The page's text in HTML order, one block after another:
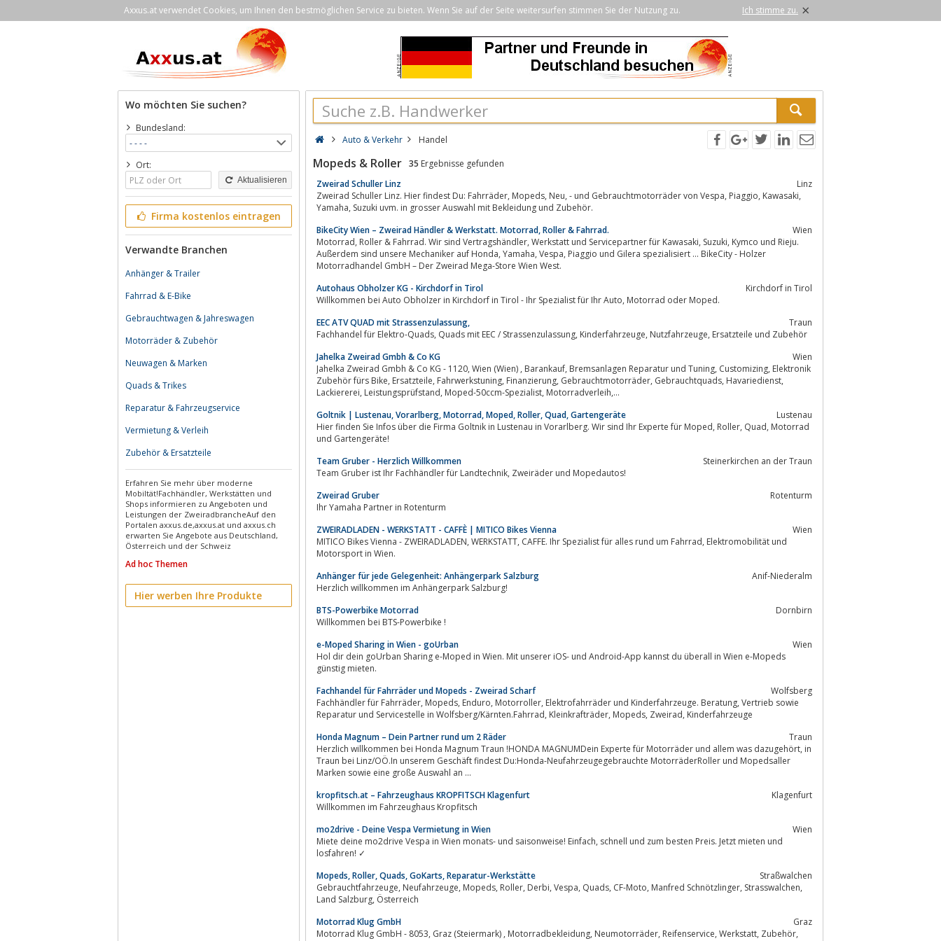
Axxus.at verwendet Cookies, um Ihnen den bestmöglichen Service zu bieten. Wenn Sie auf der Seite weitersurfen stimmen Sie der Nutzung zu. Ich stimme zu. ×
Wo möchten Sie suchen?
Bundesland:
Ort:
Aktualisieren
Firma kostenlos eintragen
Verwandte Branchen
Anhänger & Trailer
Fahrrad & E-Bike
Gebrauchtwagen & Jahreswagen
Motorräder & Zubehör
Neuwagen & Marken
Quads & Trikes
Reparatur & Fahrzeugservice
Vermietung & Verleih
Zubehör & Ersatzteile
Erfahren Sie mehr über moderne
Mobiltät!Fachhändler, Werkstätten und
Shops informieren zu Angeboten und
Leistungen der ZweiradbrancheAuf den
Portalen axxus.de,axxus.at und axxus.ch
erwarten Sie Angebote aus Deutschland,
Österreich und der Schweiz
Ad hoc Themen
Hier werben Ihre Produkte
Auto & Verkehr Handel
Mopeds & Roller 35 Ergebnisse gefunden
Zweirad Schuller Linz
Linz
Zweirad Schuller Linz. Hier findest Du: Fahrräder, Mopeds, Neu, - und Gebrauchtmotorräder von Vespa, Piaggio, Kawasaki,
Yamaha, Suzuki uvm. in grosser Auswahl mit Bekleidung und Zubehör.
BikeCity Wien – Zweirad Händler & Werkstatt. Motorrad, Roller & Fahrrad.
Wien
Motorrad, Roller & Fahrrad. Wir sind Vertragshändler, Werkstatt und Servicepartner für Kawasaki, Suzuki, Kymco und Rieju.
Außerdem sind unsere Mechaniker auf Honda, Yamaha, Vespa, Piaggio und Gilera spezialisiert ... BikeCity - Holzer
Motorradhandel GmbH – Der Zweirad Mega-Store Wien West.
Autohaus Obholzer KG - Kirchdorf in Tirol
Kirchdorf in Tirol
Willkommen bei Auto Obholzer in Kirchdorf in Tirol - Ihr Spezialist für Ihr Auto, Motorrad oder Moped.
EEC ATV QUAD mit Strassenzulassung,
Traun
Fachhandel für Elektro-Quads, Quads mit EEC / Strassenzulassung, Kinderfahrzeuge, Nutzfahrzeuge, Ersatzteile und Zubehör
Jahelka Zweirad Gmbh & Co KG
Wien
Jahelka Zweirad Gmbh & Co KG - 1120, Wien (Wien) , Barankauf, Bremsanlagen Reparatur und Tuning, Customizing, Elektronik
Zubehör fürs Bike, Ersatzteile, Fahrwerkstuning, Finanzierung, Gebrauchtmotorräder, Gebrauchtquads, Havariedienst,
Lackiererei, Leistungsprüfstand, Moped-50ccm-Spezialist, Motorradverleih,...
Goltnik | Lustenau, Vorarlberg, Motorrad, Moped, Roller, Quad, Gartengeräte
Lustenau
Hier finden Sie Infos über die Firma Goltnik in Lustenau in Vorarlberg. Wir sind Ihr Experte für Moped, Roller, Quad, Motorrad
und Gartengeräte!
Team Gruber - Herzlich Willkommen
Steinerkirchen an der Traun
Team Gruber ist Ihr Fachhändler für Landtechnik, Zweiräder und Mopedautos!
Zweirad Gruber
Rotenturm
Ihr Yamaha Partner in Rotenturm
ZWEIRADLADEN - WERKSTATT - CAFFÈ | MITICO Bikes Vienna
Wien
MITICO Bikes Vienna - ZWEIRADLADEN, WERKSTATT, CAFFE. Ihr Spezialist für alles rund um Fahrrad, Elektromobilität und
Motorsport in Wien.
Anhänger für jede Gelegenheit: Anhängerpark Salzburg
Anif-Niederalm
Herzlich willkommen im Anhängerpark Salzburg!
BTS-Powerbike Motorrad
Dornbirn
Willkommen bei BTS-Powerbike !
e-Moped Sharing in Wien - goUrban
Wien
Hol dir dein goUrban Sharing e-Moped in Wien. Mit unserer iOS- und Android-App kannst du überall in Wien e-Mopeds
günstig mieten.
Fachhandel für Fahrräder und Mopeds - Zweirad Scharf
Wolfsberg
Fachhändler für Fahrräder, Mopeds, Enduro, Motorroller, Elektrofahrräder und Kinderfahrzeuge. Beratung, Vertrieb sowie
Reparatur und Servicestelle in Wolfsberg/Kärnten.Fahrrad, Kleinkrafträder, Mopeds, Zweirad, Kinderfahrzeuge
Honda Magnum – Dein Partner rund um 2 Räder
Traun
Herzlich willkommen bei Honda Magnum Traun !HONDA MAGNUMDein Experte für Motorräder und allem was dazugehört, in
Traun bei Linz/OÖ.In unserem Geschäft findest Du:Honda-Neufahrzeugegebrauchte MotorräderRoller und Mopedsaller
Marken sowie eine große Auswahl an ...
kropfitsch.at – Fahrzeughaus KROPFITSCH Klagenfurt
Klagenfurt
Willkommen im Fahrzeughaus Kropfitsch
mo2drive - Deine Vespa Vermietung in Wien
Wien
Miete deine mo2drive Vespa in Wien monats- und saisonweise! Einfach, schnell und zum besten Preis. Jetzt mieten und
losfahren! ✓
Mopeds, Roller, Quads, GoKarts, Reparatur-Werkstätte
Straßwalchen
Gebrauchtfahrzeuge, Neufahrzeuge, Mopeds, Roller, Derbi, Vespa, Quads, CF-Moto, Manfred Schnötzlinger, Strasswalchen,
Land Salzburg, Österreich
Motorrad Klug GmbH
Graz
Motorrad Klug GmbH - 8053, Graz (Steiermark) , Motorradbekleidung, Neumotorräder, Reifenservice, Werkstatt, Zubehör,